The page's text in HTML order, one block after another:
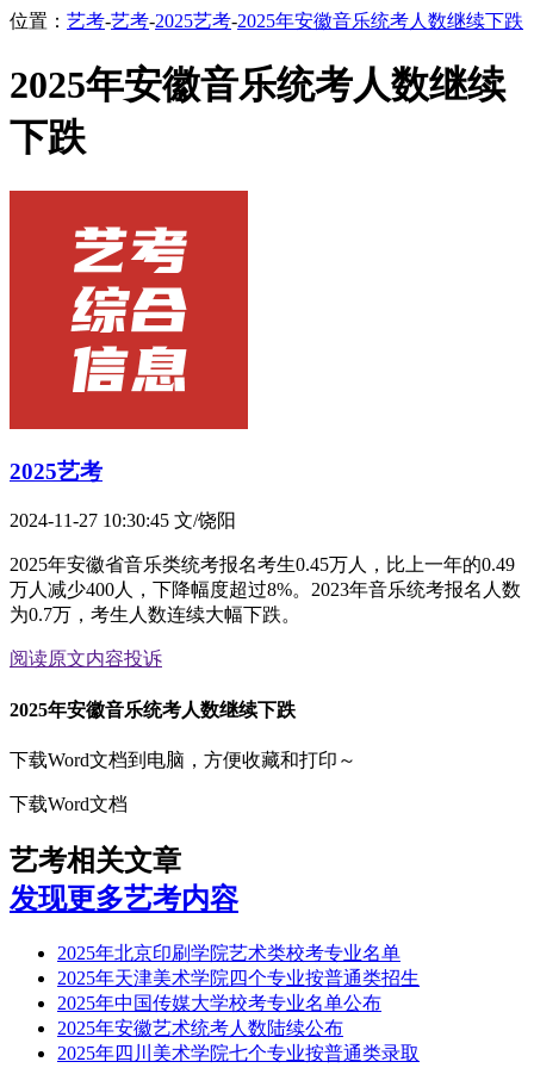
位置： 艺考-艺考-2025艺考-2025年安徽音乐统考人数继续下跌
2025年安徽音乐统考人数继续
下跌
2025艺考
2024-11-27 10:30:45 文/饶阳
2025年安徽省音乐类统考报名考生0.45万人，比上一年的0.49
万人减少400人，下降幅度超过8%。2023年音乐统考报名人数
为0.7万，考生人数连续大幅下跌。
阅读原文内容投诉
2025年安徽音乐统考人数继续下跌
下载Word文档到电脑，方便收藏和打印～
下载Word文档
艺考相关文章
发现更多艺考内容
2025年北京印刷学院艺术类校考专业名单
2025年天津美术学院四个专业按普通类招生
2025年中国传媒大学校考专业名单公布
2025年安徽艺术统考人数陆续公布
2025年四川美术学院七个专业按普通类录取